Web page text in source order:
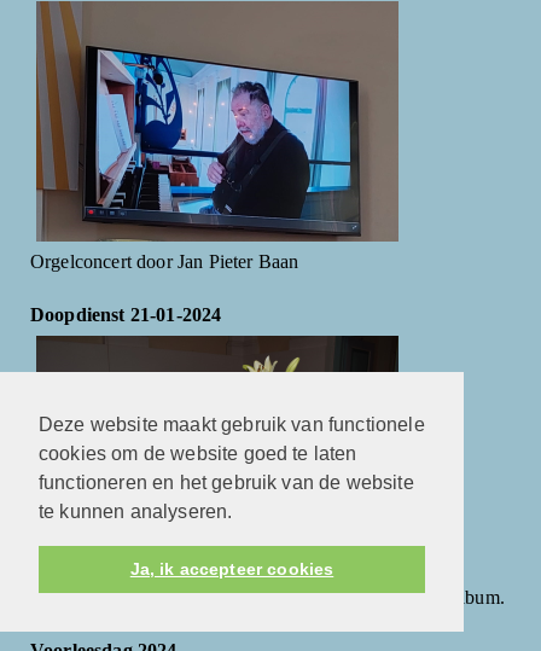
Deze website maakt gebruik van functionele
cookies om de website goed te laten
functioneren en het gebruik van de website
te kunnen analyseren.
Ja, ik accepteer cookies
Orgelconcert door Jan Pieter Baan
Doopdienst 21-01-2024
Foto's van de feestelijke doopdienst vindt u in het fotoalbum.